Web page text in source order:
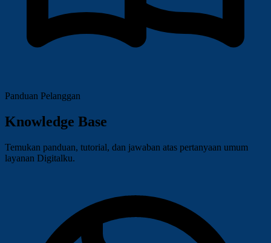
Panduan Pelanggan
Knowledge Base
Temukan panduan, tutorial, dan jawaban atas pertanyaan umum
layanan Digitalku.